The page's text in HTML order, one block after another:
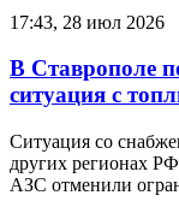
17:43, 28 июл 2026
В Ставрополе
ситуация с
Ситуация со
других регионах РФ
АЗС отменили